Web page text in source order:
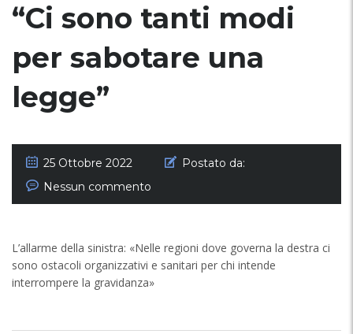
“Ci sono tanti modi
per sabotare una
legge”
25 Ottobre 2022
Postato da:
Nessun commento
L’allarme della sinistra: «Nelle regioni dove governa la destra ci
sono ostacoli organizzativi e sanitari per chi intende
interrompere la gravidanza»